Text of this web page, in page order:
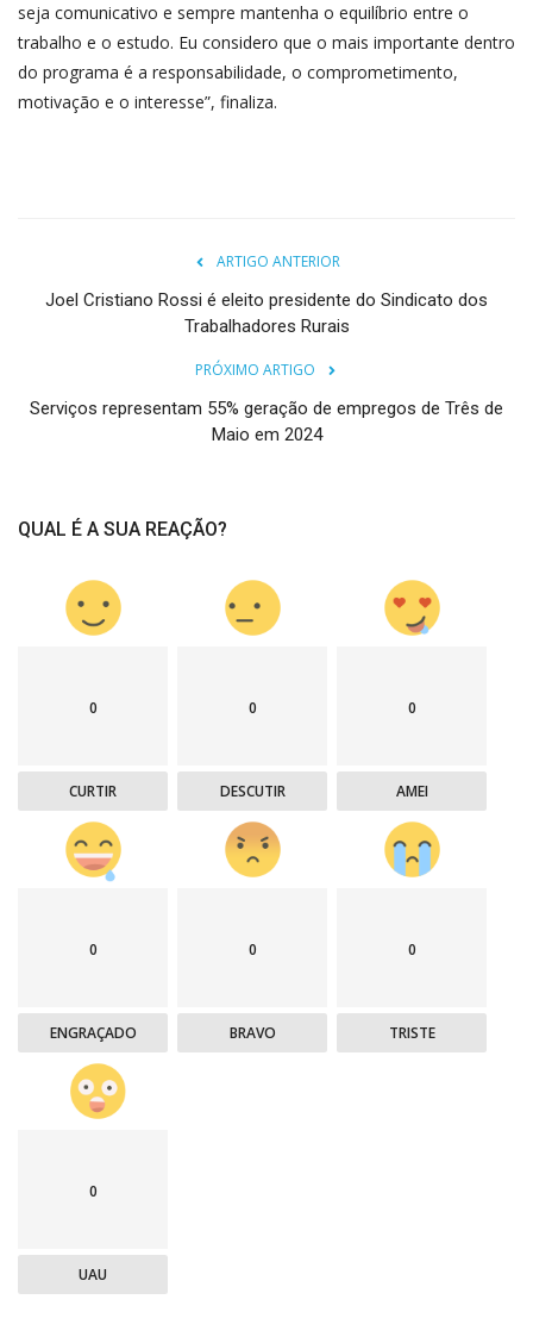
seja comunicativo e sempre mantenha o equilíbrio entre o
trabalho e o estudo. Eu considero que o mais importante dentro
do programa é a responsabilidade, o comprometimento,
motivação e o interesse”, finaliza.
ARTIGO ANTERIOR
Joel Cristiano Rossi é eleito presidente do Sindicato dos
Trabalhadores Rurais
PRÓXIMO ARTIGO
Serviços representam 55% geração de empregos de Três de
Maio em 2024
QUAL É A SUA REAÇÃO?
0
CURTIR
0
DESCUTIR
0
AMEI
0
ENGRAÇADO
0
BRAVO
0
TRISTE
0
UAU